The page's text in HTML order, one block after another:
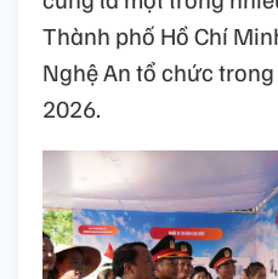
Thành phố Hồ Chí
Nghệ An tổ chức
2026.